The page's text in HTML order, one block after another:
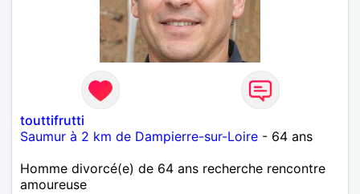
touttifrutti
Saumur à 2 km de Dampierre-sur-Loire - 64 ans
Homme divorcé(e) de 64 ans recherche rencontre
amoureuse